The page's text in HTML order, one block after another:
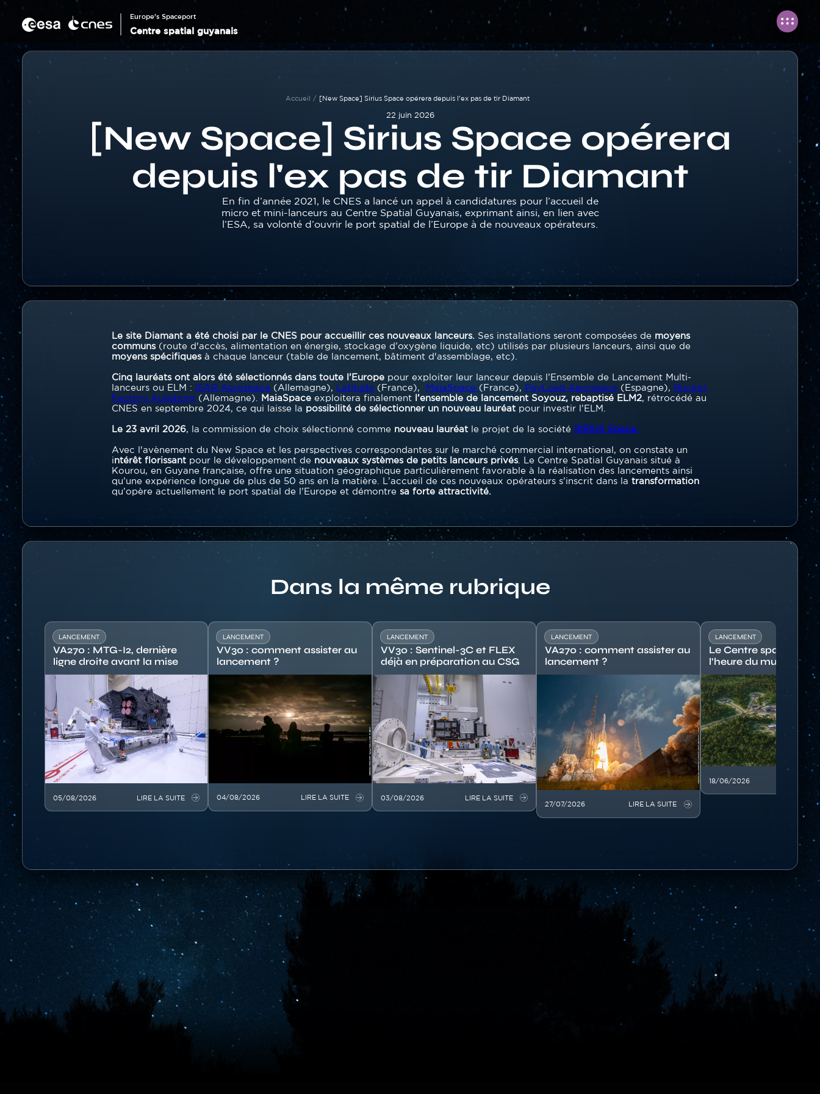
Panneau de gestion des cookies
Aller
au
contenu
principal
Europe's Spaceport
Centre spatial guyanais
Corps
Accueil [New Space] Sirius Space opérera depuis l'ex pas de tir Diamant
22 juin 2026
[New Space] Sirius Space opérera
depuis l'ex pas de tir Diamant
Texte
En fin d’année 2021, le CNES a lancé un appel à candidatures pour l’accueil de
micro et mini-lanceurs au Centre Spatial Guyanais, exprimant ainsi, en lien avec
l’ESA, sa volonté d’ouvrir le port spatial de l’Europe à de nouveaux opérateurs.
Texte
Le site Diamant a été choisi par le CNES pour accueillir ces nouveaux lanceurs. Ses installations seront composées de moyens
communs(route d'accès, alimentation en énergie, stockage d’oxygène liquide, etc) utilisés par plusieurs lanceurs, ainsi que de
moyens spécifiquesà chaque lanceur (table de lancement, bâtiment d'assemblage, etc).
Cinq lauréats ont alors été sélectionnés dans toute l’Europe pour exploiter leur lanceur depuis l’Ensemble de Lancement Multi-
lanceurs ou ELM : ISAR Aerospace (Allemagne), Latitude (France), MaiaSpace (France), PayLoad Aerospace (Espagne), Rocket
Factory Augsburg (Allemagne). MaiaSpace exploitera finalement l’ensemble de lancement Soyouz, rebaptisé ELM2, rétrocédé au
CNES en septembre 2024, ce qui laisse la possibilité de sélectionner un nouveau lauréat pour investir l’ELM.
Le 23 avril 2026, la commission de choix sélectionné comme nouveau lauréat le projet de la société SIRIUS Space.
Avec l'avènement du New Space et les perspectives correspondantes sur le marché commercial international, on constate un
intérêt florissant pour le développement de nouveaux systèmes de petits lanceurs privés. Le Centre Spatial Guyanais situé à
Kourou, en Guyane française, offre une situation géographique particulièrement favorable à la réalisation des lancements ainsi
qu’une expérience longue de plus de 50 ans en la matière. L’accueil de ces nouveaux opérateurs s’inscrit dans la transformation
qu’opère actuellement le port spatial de l’Europe et démontre sa forte attractivité.
Dans la même rubrique
LANCEMENT
VA270 : MTG-I2, dernière
ligne droite avant la mise
sous coiffe
Image
05/08/2026 LIRE LA SUITE
LANCEMENT
VV30 : comment assister au
lancement ?
04/08/2026 LIRE LA SUITE
LANCEMENT
VV30 : Sentinel-3C et FLEX
déjà en préparation au CSG
Image
03/08/2026 LIRE LA SUITE
LANCEMENT
VA270 : comment assister au
lancement ?
27/07/2026 LIRE LA SUITE
LANCEMENT
Le Centre spatial
l’heure du multi-
Image
18/06/2026